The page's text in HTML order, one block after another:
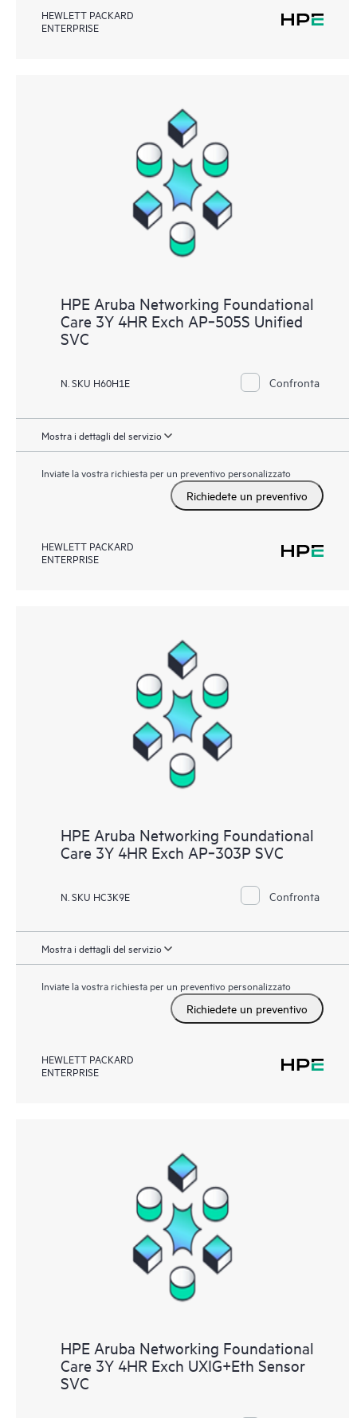
HEWLETT PACKARD
ENTERPRISE
HPE Aruba Networking Foundational
Care 3Y 4HR Exch AP‑505S Unified
SVC
N. SKU H60H1E Confronta
Mostra i dettagli del servizio
Inviate la vostra richiesta per un preventivo personalizzato
Richiedete un preventivo
HEWLETT PACKARD
ENTERPRISE
HPE Aruba Networking Foundational
Care 3Y 4HR Exch AP‑303P SVC
N. SKU HC3K9E Confronta
Mostra i dettagli del servizio
Inviate la vostra richiesta per un preventivo personalizzato
Richiedete un preventivo
HEWLETT PACKARD
ENTERPRISE
HPE Aruba Networking Foundational
Care 3Y 4HR Exch UXIG+Eth Sensor
SVC